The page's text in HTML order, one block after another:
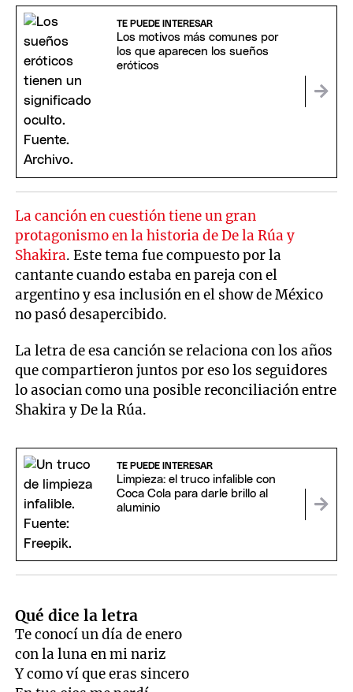
TE PUEDE INTERESAR
Los motivos más comunes por
los que aparecen los sueños
eróticos
La canción en cuestión tiene un gran
protagonismo en la historia de De la Rúa y
Shakira. Este tema fue compuesto por la
cantante cuando estaba en pareja con el
argentino y esa inclusión en el show de México
no pasó desapercibido.
La letra de esa canción se relaciona con los años
que compartieron juntos por eso los seguidores
lo asocian como una posible reconciliación entre
Shakira y De la Rúa.
TE PUEDE INTERESAR
Limpieza: el truco infalible con
Coca Cola para darle brillo al
aluminio
Qué dice la letra
Te conocí un día de enero
con la luna en mi nariz
Y como ví que eras sincero